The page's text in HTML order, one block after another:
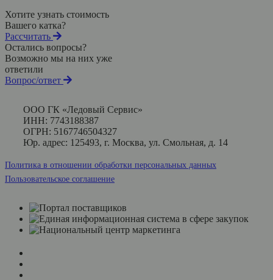
Хотите узнать стоимость
Вашего катка?
Рассчитать
Остались вопросы?
Возможно мы на них уже
ответили
Вопрос/ответ
ООО ГК «Ледовый Сервис»
ИНН: 7743188387
ОГРН: 5167746504327
Юр. адрес: 125493, г. Москва, ул. Смольная, д. 14
Политика в отношении обработки персональных данных
Пользовательское соглашение